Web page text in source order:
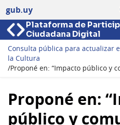
gub.uy
Plataforma de
Ciudadana Digital
Consulta pública para actualizar
la Cultura
/Proponé en: “Impacto público y
Proponé en:
público y